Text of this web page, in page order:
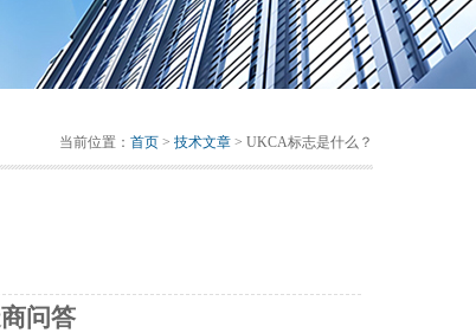
当前位置： 首页 > 技术文章 > UKCA标志是什么？
问答